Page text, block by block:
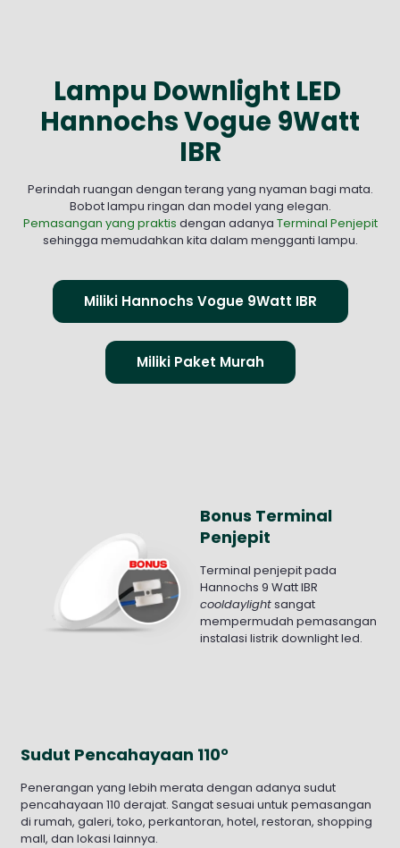
Lampu Downlight LED
Hannochs Vogue 9Watt
IBR
Perindah ruangan dengan terang yang nyaman bagi mata.
Bobot lampu ringan dan model yang elegan.
Pemasangan yang praktis dengan adanya Terminal Penjepit
sehingga memudahkan kita dalam mengganti lampu.
Miliki Hannochs Vogue 9Watt IBR
Miliki Paket Murah
Bonus Terminal
Penjepit
Terminal penjepit pada
Hannochs 9 Watt IBR
cooldaylightsangat
mempermudah pemasangan
instalasi listrik downlight led.
Sudut Pencahayaan 110°
Penerangan yang lebih merata dengan adanya sudut
pencahayaan 110 derajat. Sangat sesuai untuk pemasangan
di rumah, galeri, toko, perkantoran, hotel, restoran, shopping
mall, dan lokasi lainnya.